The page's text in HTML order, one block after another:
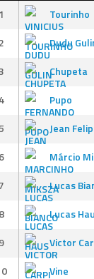
1
Tourinho
2
Dudu
Chupeta
4
Pupo
Jean
6
Márcio
Lucas
8
Lucas
9
Victor
Vine